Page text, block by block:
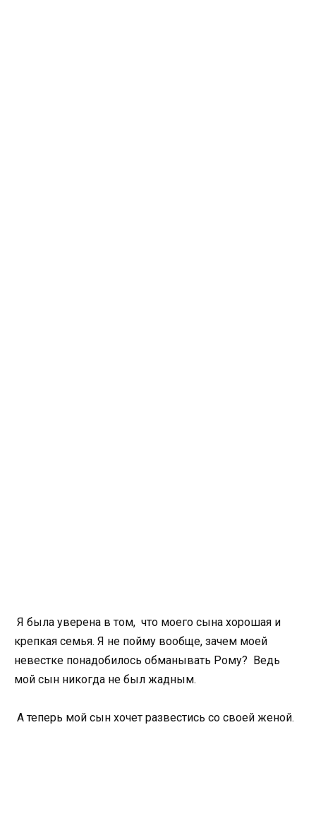
Я была уверена в том, что моего сына хорошая и
крепкая семья. Я не пойму вообще, зачем моей
невестке понадобилось обманывать Рому? Ведь
мой сын никогда не был жадным.
А теперь мой сын хочет развестись со своей женой.